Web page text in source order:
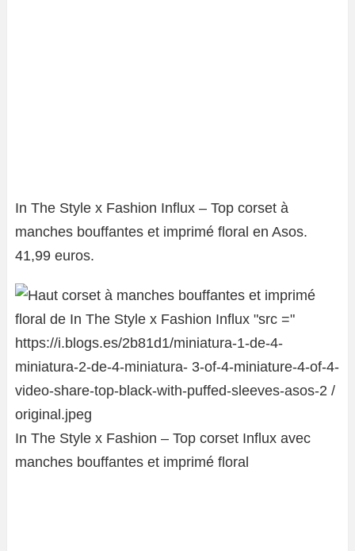
In The Style x Fashion Influx – Top corset à
manches bouffantes et imprimé floral en Asos.
41,99 euros.
In The Style x Fashion – Top corset Influx avec
manches bouffantes et imprimé floral